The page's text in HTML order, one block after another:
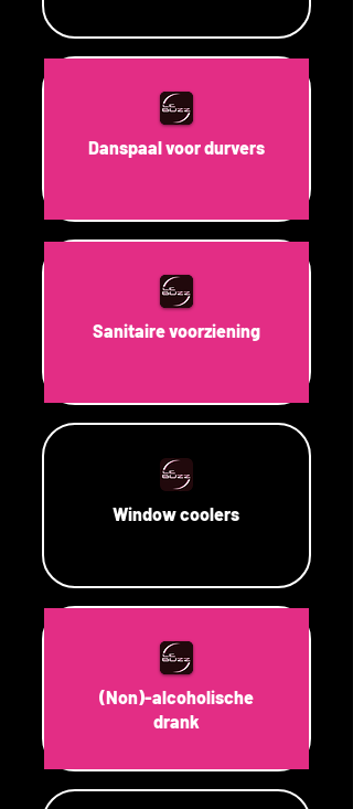
Danspaal voor durvers
Sanitaire voorziening
Window coolers
(Non)-alcoholische
drank